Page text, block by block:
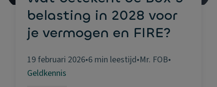
belasting in 2028 voor
je vermogen en FIRE?
19 februari 2026•6 min leestijd•Mr. FOB•
Geldkennis